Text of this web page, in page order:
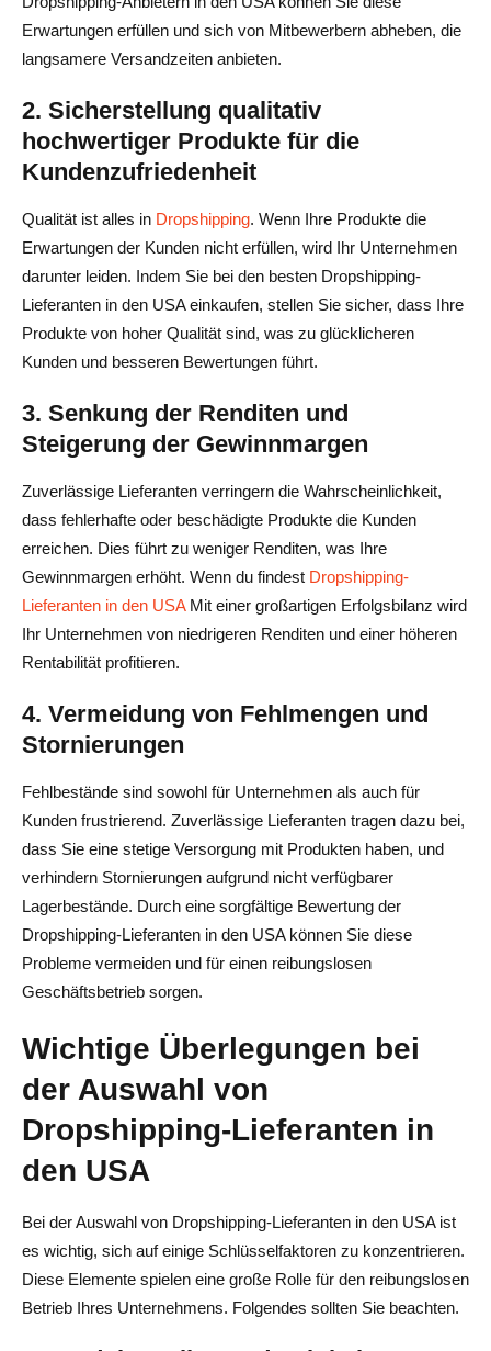
Wie finde ich die besten Dropshipping-Lieferanten in den
USA?
Was sind die besten Dropshipping-Lieferanten für
Verkäufer mit Sitz in den USA im Jahr 2025?
Ist Dropshipping in den USA rentabel?
Wie kann ich die Legitimität eines Lieferanten
überprüfen?
Benötige ich eine Geschäftslizenz für den Direktversand
in den USA?
Erwartungen erfüllen und sich von Mitbewerbern abheben, die
langsamere Versandzeiten anbieten.
2. Sicherstellung qualitativ
hochwertiger Produkte für die
Kundenzufriedenheit
Qualität ist alles in Dropshipping. Wenn Ihre Produkte die
Erwartungen der Kunden nicht erfüllen, wird Ihr Unternehmen
darunter leiden. Indem Sie bei den besten Dropshipping-
Lieferanten in den USA einkaufen, stellen Sie sicher, dass Ihre
Produkte von hoher Qualität sind, was zu glücklicheren
Kunden und besseren Bewertungen führt.
3. Senkung der Renditen und
Steigerung der Gewinnmargen
Zuverlässige Lieferanten verringern die Wahrscheinlichkeit,
dass fehlerhafte oder beschädigte Produkte die Kunden
erreichen. Dies führt zu weniger Renditen, was Ihre
Gewinnmargen erhöht. Wenn du findest Dropshipping-
Lieferanten in den USAMit einer großartigen Erfolgsbilanz wird
Ihr Unternehmen von niedrigeren Renditen und einer höheren
Rentabilität profitieren.
4. Vermeidung von Fehlmengen und
Stornierungen
Fehlbestände sind sowohl für Unternehmen als auch für
Kunden frustrierend. Zuverlässige Lieferanten tragen dazu bei,
dass Sie eine stetige Versorgung mit Produkten haben, und
verhindern Stornierungen aufgrund nicht verfügbarer
Lagerbestände. Durch eine sorgfältige Bewertung der
Dropshipping-Lieferanten in den USA können Sie diese
Probleme vermeiden und für einen reibungslosen
Geschäftsbetrieb sorgen.
Wichtige Überlegungen bei
der Auswahl von
Dropshipping-Lieferanten in
den USA
Bei der Auswahl von Dropshipping-Lieferanten in den USA ist
es wichtig, sich auf einige Schlüsselfaktoren zu konzentrieren.
Diese Elemente spielen eine große Rolle für den reibungslosen
Betrieb Ihres Unternehmens. Folgendes sollten Sie beachten.